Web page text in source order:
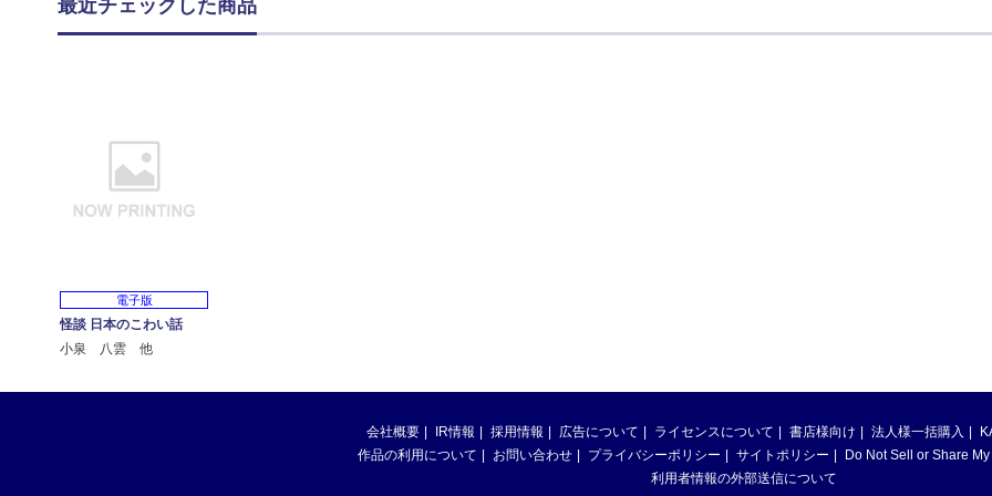
最近チェックした商品
電子版
怪談 日本のこわい話
小泉 八雲 他
会社概要 IR情報 採用情報 広告について ライセンスについて 書店様向け 法人様一括購入
作品の利用について
お問い合わせ プライバシーポリシー サイトポリシー
Do Not Sell or Share
利用者情報の外部送信について